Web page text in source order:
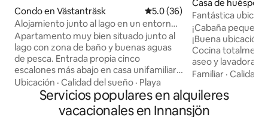
Condo en Västanträsk Calificación promedio: 5.0 de
5.0 (36)
Alojamiento junto al lago en un entorno
tranquilo.
Apartamento muy bien situado junto al
lago con zona de baño y buenas aguas
de pesca. Entrada propia cinco
escalones más abajo en casa unifamiliar.
Dos dormitorios, cocina totalmente
equipada con comedor, salón/zona de
escritorio, ducha y WC. TV con
Ubicación · Calidad del sueño · Playa
Casa de
sboda
Fantástica
Umeälven.
¡Cabaña pequeña
¡Buena ubicación
Cocina
aseo y lavadora/
48" con
y bañera de
SEK/4 h bañera
Familiar ·Calidad-
Servicios populares en alquileres
vacacionales en Innansjön